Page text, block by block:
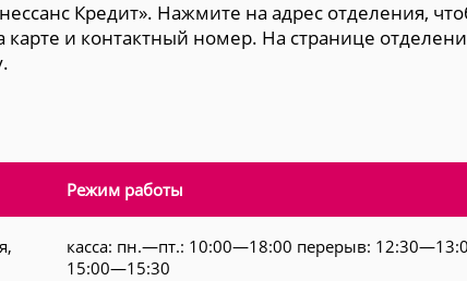
Кредит». Нажмите на адрес отделения,
и контактный номер. На странице
Режим работы
касса: пн.—пт.: 10:00—18:00 перерыв:
15:00—15:30